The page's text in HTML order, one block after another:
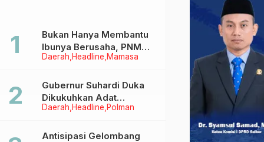
Daerah Headline Mamasa
Bukan Hanya Membantu
Ibunya Berusaha, PNM
Juga Menjaga Mimpi
Menggapai Cita-Cita
Daerah Headline Polman
Gubernur Suhardi Duka
Dikukuhkan Adat
Balanipa, Raih Gelar Sulo
Antisipasi Gelombang